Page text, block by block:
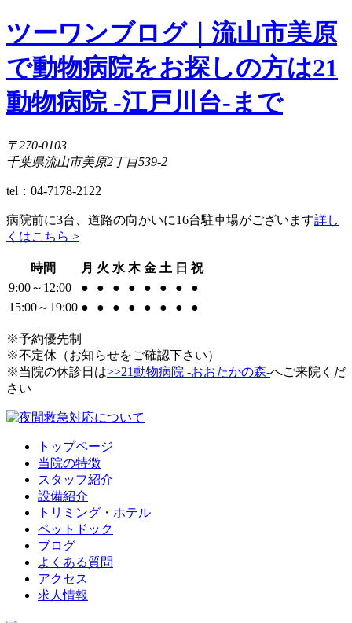
ツーワンブログ｜流山市美原
で動物病院をお探しの方は21
動物病院 -江戸川台-まで
〒270-0103
千葉県流山市美原2丁目539-2
tel：04-7178-2122
病院前に3台、道路の向かいに16台駐車場がございます詳し
くはこちら >
時間 月 火 水 木 金 土 日 祝
9:00～12:00
● ● ● ● ● ● ●
●
15:00～19:00 ● ● ● ● ● ● ● ●
※予約優先制
※不定休（お知らせをご確認下さい）
※当院の休診日は>>21動物病院 -おおたかの森-へご来院くだ
さい
トップページ
当院の特徴
スタッフ紹介
設備紹介
トリミング・ホテル
ペットドック
ブログ
よくある質問
アクセス
求人情報